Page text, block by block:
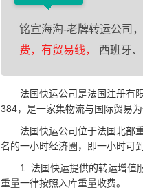
铭宣海淘-老牌转运公司，
费，有贸易线，
西班牙
法国快运公司是法国注册有限
384，是一家集物流与国际贸易为
法国快运公司位于法国北部重
名的一小时经济圈，即一小时可
1. 法国快运提供的转运增值
重量一律按照入库重量收费。